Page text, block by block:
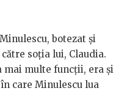
botezat și
soția lui, Claudia.
mai multe funcții, era și
care Minulescu lua